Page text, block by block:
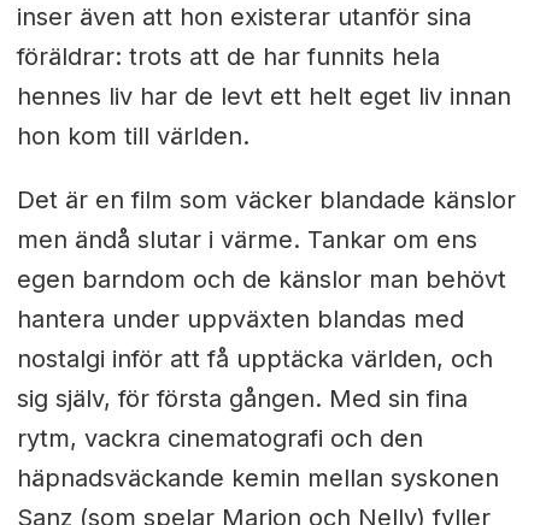
inser även att hon existerar utanför sina
föräldrar: trots att de har funnits hela
hennes liv har de levt ett helt eget liv innan
hon kom till världen.
Det är en film som väcker blandade känslor
men ändå slutar i värme. Tankar om ens
egen barndom och de känslor man behövt
hantera under uppväxten blandas med
nostalgi inför att få upptäcka världen, och
sig själv, för första gången. Med sin fina
rytm, vackra cinematografi och den
häpnadsväckande kemin mellan syskonen
Sanz (som spelar Marion och Nelly) fyller